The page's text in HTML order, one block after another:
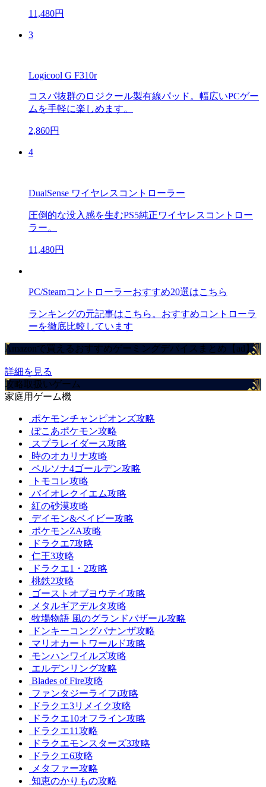
11,480円
3
Logicool G F310r
コスパ抜群のロジクール製有線パッド。幅広いPCゲー
ムを手軽に楽しめます。
2,860円
4
DualSense ワイヤレスコントローラー
圧倒的な没入感を生むPS5純正ワイヤレスコントロー
ラー。
11,480円
PC/Steamコントローラーおすすめ20選はこちら
ランキングの元記事はこちら。おすすめコントローラ
ーを徹底比較しています
Amazonで買えるおすすめゲーミングデバイスまとめ【ad】
詳細を見る
攻略取扱いゲーム
家庭用ゲーム機
ポケモンチャンピオンズ攻略
ぽこあポケモン攻略
スプラレイダース攻略
時のオカリナ攻略
ペルソナ4ゴールデン攻略
トモコレ攻略
バイオレクイエム攻略
紅の砂漠攻略
デイモン&ベイビー攻略
ポケモンZA攻略
ドラクエ7攻略
仁王3攻略
ドラクエ1・2攻略
桃鉄2攻略
ゴーストオブヨウテイ攻略
メタルギアデルタ攻略
牧場物語 風のグランドバザール攻略
ドンキーコングバナンザ攻略
マリオカートワールド攻略
モンハンワイルズ攻略
エルデンリング攻略
Blades of Fire攻略
ファンタジーライフi攻略
ドラクエ3リメイク攻略
ドラクエ10オフライン攻略
ドラクエ11攻略
ドラクエモンスターズ3攻略
ドラクエ6攻略
メタファー攻略
知恵のかりもの攻略